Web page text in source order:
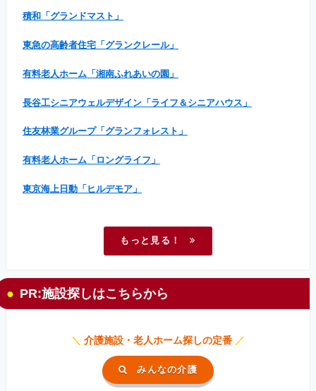
積和「グランドマスト」
東急の高齢者住宅「グランクレール」
有料老人ホーム「湘南ふれあいの園」
長谷工シニアウェルデザイン「ライフ＆シニアハウス」
住友林業グループ「グランフォレスト」
有料老人ホーム「ロングライフ」
東京海上日動「ヒルデモア」
もっと見る！
PR:施設探しはこちらから
＼ 介護施設・老人ホーム探しの定番 ／
みんなの介護